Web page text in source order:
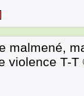
malmené,
violence T-T